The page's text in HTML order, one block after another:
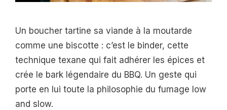
Un boucher tartine sa viande à la moutarde
comme une biscotte : c’est le binder, cette
technique texane qui fait adhérer les épices et
crée le bark légendaire du BBQ. Un geste qui
porte en lui toute la philosophie du fumage low
and slow.